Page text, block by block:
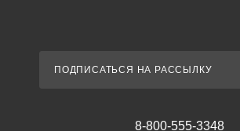
ПОДПИСАТЬСЯ НА РАССЫЛКУ
8-800-555-3348